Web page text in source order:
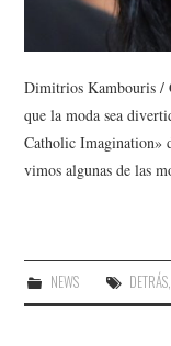
Dimitrios Kambouris /
que la moda sea
Catholic Imagination»
vimos algunas de las
NEWS DETRÁS,